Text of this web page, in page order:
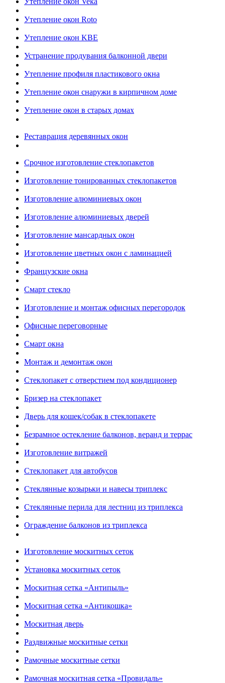
Утепление окон Roto
Утепление окон KBE
Устранение продувания балконной двери
Утепление профиля пластикового окна
Утепление окон снаружи в кирпичном доме
Утепление окон в старых домах
Реставрация деревянных окон
Срочное изготовление стеклопакетов
Изготовление тонированных стеклопакетов
Изготовление алюминиевых окон
Изготовление алюминиевых дверей
Изготовление мансардных окон
Изготовление цветных окон с ламинацией
Французские окна
Смарт стекло
Изготовление и монтаж офисных перегородок
Офисные переговорные
Смарт окна
Монтаж и демонтаж окон
Стеклопакет с отверстием под кондиционер
Бризер на стеклопакет
Дверь для кошек/собак в стеклопакете
Безрамное остекление балконов, веранд и террас
Изготовление витражей
Стеклопакет для автобусов
Стеклянные козырьки и навесы триплекс
Стеклянные перила для лестниц из триплекса
Ограждение балконов из триплекса
Изготовление москитных сеток
Установка москитных сеток
Москитная сетка «Антипыль»
Москитная сетка «Антикошка»
Москитная дверь
Раздвижные москитные сетки
Рамочные москитные сетки
Рамочная москитная сетка «Провидаль»